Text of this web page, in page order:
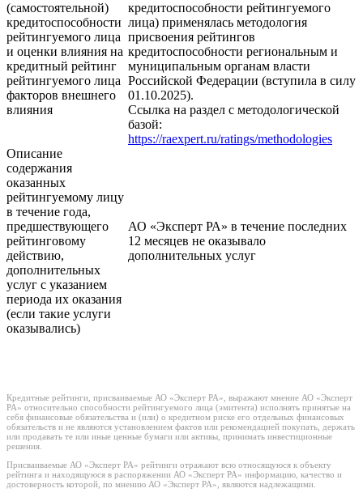
(самостоятельной)
кредитоспособности
рейтингуемого лица
и оценки влияния на
кредитный рейтинг
рейтингуемого лица
факторов внешнего
влияния
кредитоспособности рейтингуемого
лица) применялась методология
присвоения рейтингов
кредитоспособности региональным и
муниципальным органам власти
Российской Федерации (вступила в силу
01.10.2025).
Ссылка на раздел с методологической
базой:
https://raexpert.ru/ratings/methodologies
Описание
содержания
оказанных
рейтингуемому лицу
в течение года,
предшествующего
рейтинговому
действию,
дополнительных
услуг с указанием
периода их оказания
(если такие услуги
оказывались)
АО «Эксперт РА» в течение последних
12 месяцев не оказывало
дополнительных услуг
Кредитные рейтинги, присваиваемые АО «Эксперт РА», выражают мнение АО «Эксперт
РА» относительно способности рейтингуемого лица (эмитента) исполнять принятые на
себя финансовые обязательства и (или) о кредитном риске его отдельных финансовых
обязательств и не являются установлением фактов или рекомендацией покупать, держать
или продавать те или иные ценные бумаги или активы, принимать инвестиционные
решения.
Присваиваемые АО «Эксперт РА» рейтинги отражают всю относящуюся к объекту
рейтинга и находящуюся в распоряжении АО «Эксперт РА» информацию, качество и
достоверность которой, по мнению АО «Эксперт РА», являются надлежащими.